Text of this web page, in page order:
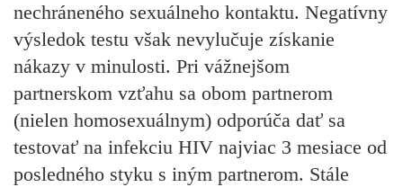
nechráneného sexuálneho kontaktu. Negatívny
výsledok testu však nevylučuje získanie
nákazy v minulosti. Pri vážnejšom
partnerskom vzťahu sa obom partnerom
(nielen homosexuálnym) odporúča dať sa
testovať na infekciu HIV najviac 3 mesiace od
posledného styku s iným partnerom. Stále